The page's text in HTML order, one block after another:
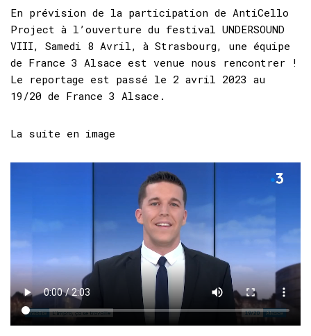
En prévision de la participation de AntiCello
Project à l’ouverture du festival UNDERSOUND
VIII, Samedi 8 Avril, à Strasbourg, une équipe
de France 3 Alsace est venue nous rencontrer !
Le reportage est passé le 2 avril 2023 au
19/20 de France 3 Alsace.
La suite en image